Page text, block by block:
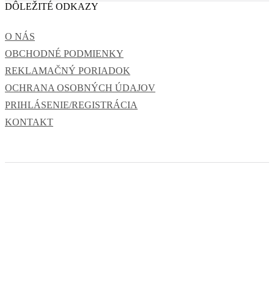
DÔLEŽITÉ ODKAZY
O NÁS
OBCHODNÉ PODMIENKY
REKLAMAČNÝ PORIADOK
OCHRANA OSOBNÝCH ÚDAJOV
PRIHLÁSENIE/REGISTRÁCIA
KONTAKT